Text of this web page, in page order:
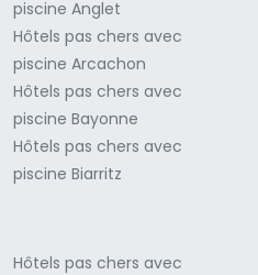
piscine Anglet
Hôtels pas chers avec
piscine Arcachon
Hôtels pas chers avec
piscine Bayonne
Hôtels pas chers avec
piscine Biarritz
Hôtels pas chers avec